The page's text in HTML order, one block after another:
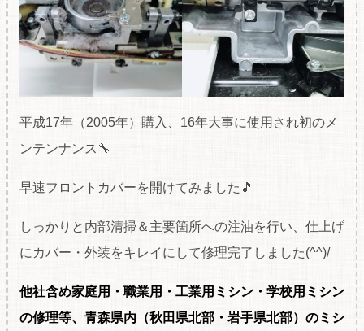
平成17年（2005年）購入、16年大事に使用され初のメ
ンテンナンス🔧
早速フロントカバーを開けてみました🎵
しっかりと内部清掃＆主要箇所への注油を行い、仕上げ
にカバー・外装をキレイにして修理完了しました(^^)/
他社含め家庭用・職業用・工業用ミシン・学校用ミシン
の修理等、青森県内（秋田県北部・岩手県北部）のミシ